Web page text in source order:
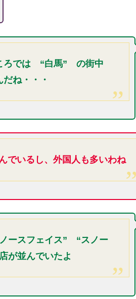
ろでは “白馬” の街中
ね・・・
でいるし、外国人も多いわね
ースフェイス” “スノー
が並んでいたよ